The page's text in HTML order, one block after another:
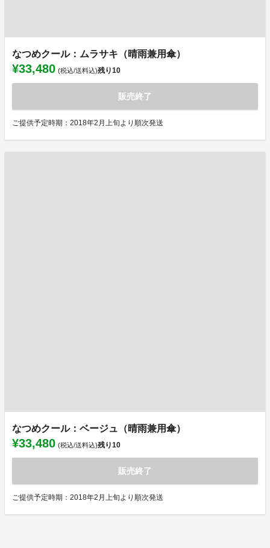
なつめクール：ムラサキ（晴雨兼用傘）
¥33,480 (税込/送料込)残り10
販売終了
ご提供予定時期：2018年2月上旬より順次発送
なつめクール：ベージュ（晴雨兼用傘）
¥33,480 (税込/送料込)残り10
販売終了
ご提供予定時期：2018年2月上旬より順次発送